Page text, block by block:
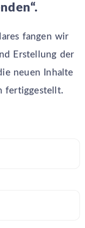
fangen wir
Erstellung der
neuen Inhalte
fertiggestellt.